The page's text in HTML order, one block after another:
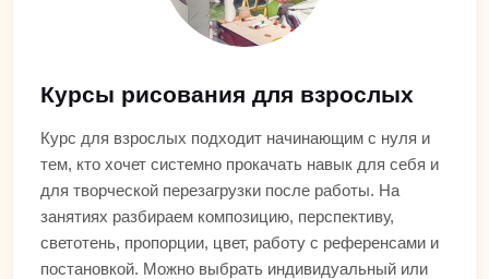
Курсы рисования для взрослых
Курс для взрослых подходит начинающим с нуля и
тем, кто хочет системно прокачать навык для себя и
для творческой перезагрузки после работы. На
занятиях разбираем композицию, перспективу,
светотень, пропорции, цвет, работу с референсами и
постановкой. Можно выбрать индивидуальный или